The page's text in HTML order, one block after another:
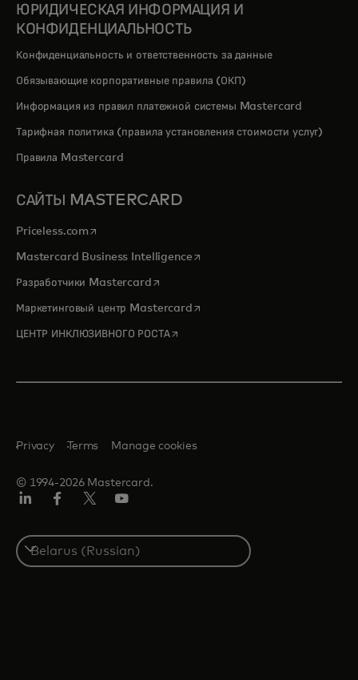
ЮРИДИЧЕСКАЯ ИНФОРМАЦИЯ И
КОНФИДЕНЦИАЛЬНОСТЬ
Конфиденциальность и ответственность за данные
Обязывающие корпоративные правила (ОКП)
Информация из правил платежной системы Mastercard
Тарифная политика (правила установления стоимости услуг)
Правила Mastercard
САЙТЫ MASTERCARD
Priceless.com opens in a new tab
Mastercard Business Intelligenceopens in a new tab
Разработчики Mastercardopens in a new tab
Маркетинговый центр Mastercardopens in a new tab
ЦЕНТР ИНКЛЮЗИВНОГО РОСТАopens in a new tab
© 1994-2026 Mastercard.
Privacy Terms Manage cookies
Select
a
country
Twitter)